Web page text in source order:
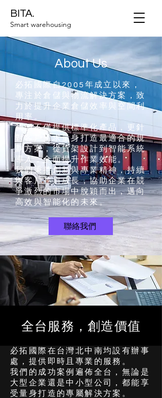
BITA.
Smart warehousing
About Us
必拓國際自2005年成立以來，
專注於倉儲與物流解決方案，致
力於提升企業倉儲效率與空間利
用率。
我們不僅提供標準化產品，更針
對客戶需求量身打造最適合的規
劃方案，從貨架設計到智能系統
導入，全面提升作業效能。
我們秉持創新與專業精神，持續
與客戶並肩成長，協助企業在競
爭激烈的市場中脫穎而出，邁向
高效與智能化的未來。
聯絡我們
全台服務，創造價值
必拓國際在台灣北中南均設有辦事
處，提供即時且專業的服務。
我們的成功案例遍佈全台，無論是
大型企業還是中小型公司，都能享
受量身打造的專屬解決方案。